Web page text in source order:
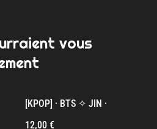
vous
[KPOP] · BTS ✧ JIN ·
12,00 €